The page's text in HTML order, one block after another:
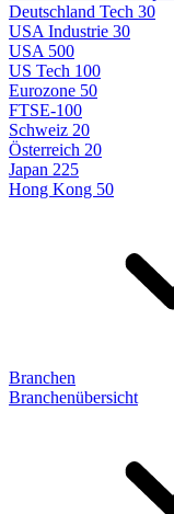
Deutschland Tech 30
USA Industrie 30
USA 500
US Tech 100
Eurozone 50
FTSE-100
Schweiz 20
Österreich 20
Japan 225
Hong Kong 50
Branchen
Branchenübersicht